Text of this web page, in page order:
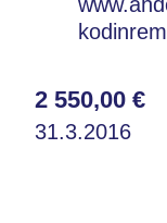
2 550,00 €
31.3.2016